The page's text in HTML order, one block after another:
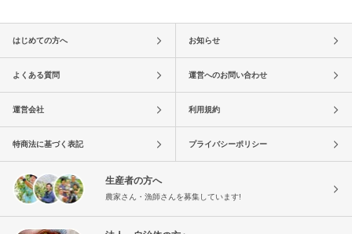
はじめての方へ お知らせ
よくある質問 運営へのお問い合わせ
運営会社 利用規約
特商法に基づく表記 プライバシーポリシー
生産者の方へ
農家さん・漁師さんを募集しています!